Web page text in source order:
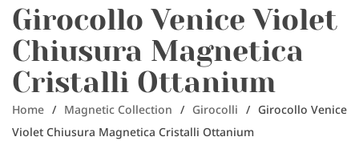
Girocollo Venice Violet
Chiusura Magnetica
Cristalli Ottanium
Home / Magnetic Collection / Girocolli / Girocollo Venice
Violet Chiusura Magnetica Cristalli Ottanium